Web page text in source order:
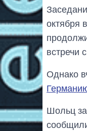
октября
встречи
Однако
Шольц